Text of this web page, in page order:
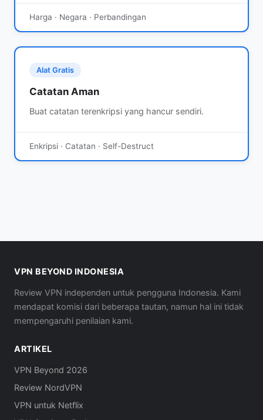
Harga · Negara · Perbandingan
Alat Gratis
Catatan Aman
Buat catatan terenkripsi yang hancur sendiri.
Enkripsi · Catatan · Self-Destruct
VPN BEYOND INDONESIA
Review VPN independen untuk pengguna Indonesia. Kami
mendapat komisi dari beberapa tautan, namun hal ini tidak
mempengaruhi penilaian kami.
ARTIKEL
VPN Beyond 2026
Review NordVPN
VPN untuk Netflix